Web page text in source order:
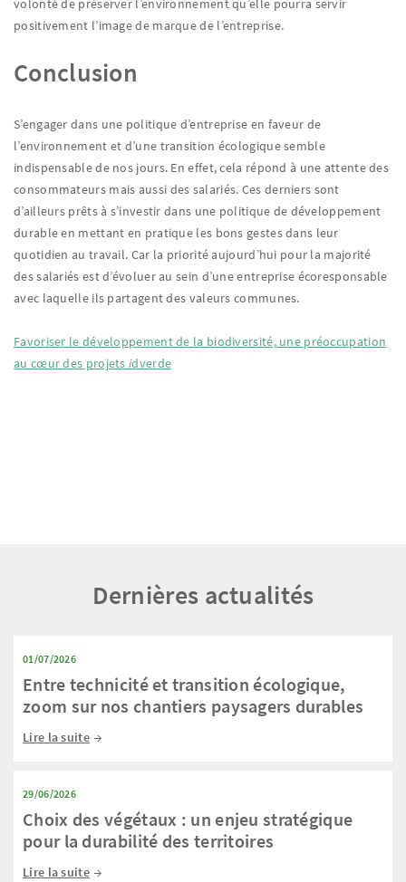
volonté de préserver l’environnement qu’elle pourra servir
positivement l’image de marque de l’entreprise.
Conclusion
S’engager dans une politique d’entreprise en faveur de
l’environnement et d’une transition écologique semble
indispensable de nos jours. En effet, cela répond à une attente des
consommateurs mais aussi des salariés. Ces derniers sont
d’ailleurs prêts à s’investir dans une politique de développement
durable en mettant en pratique les bons gestes dans leur
quotidien au travail. Car la priorité aujourd’hui pour la majorité
des salariés est d’évoluer au sein d’une entreprise écoresponsable
avec laquelle ils partagent des valeurs communes.
Favoriser le développement de la biodiversité, une préoccupation
au cœur des projetsidverde
Dernières actualités
01/07/2026
Entre technicité et transition écologique,
zoom sur nos chantiers paysagers durables
Lire la suite
29/06/2026
Choix des végétaux : un enjeu stratégique
pour la durabilité des territoires
Lire la suite